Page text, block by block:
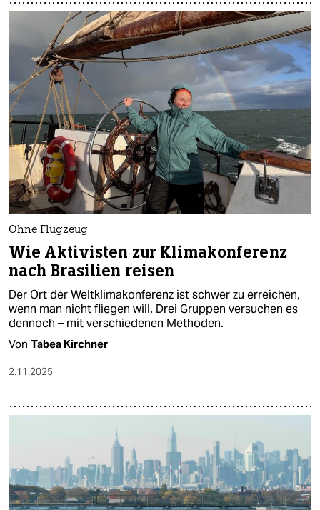
Ohne Flugzeug
Wie Ak­ti­vis­ten zur Klimakonferenz
nach Brasilien reisen
Der Ort der Weltklimakonferenz ist schwer zu erreichen,
wenn man nicht fliegen will. Drei Gruppen versuchen es
dennoch – mit verschiedenen Methoden.
Von Tabea Kirchner
2.11.2025